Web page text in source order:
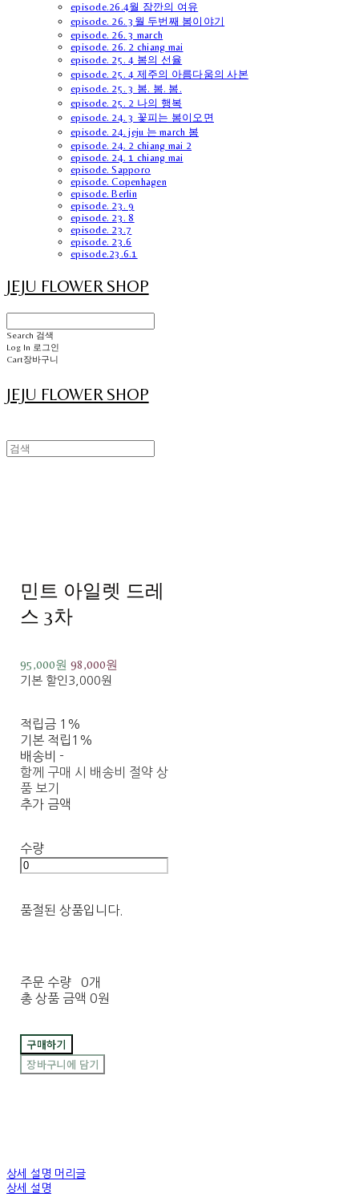
episode.26.4월 잠깐의 여유
episode. 26. 3월 두번째 봄이야기
episode. 26. 3 march
episode. 26. 2 chiang mai
episode. 25. 4 봄의 선율
episode. 25. 4 제주의 아름다움의 사본
episode. 25. 3 봄. 봄. 봄.
episode. 25. 2 나의 행복
episode. 24. 3 꽃피는 봄이오면
episode. 24. jeju 는 march 봄
episode. 24. 2 chiang mai 2
episode. 24. 1 chiang mai
episode. Sapporo
episode. Copenhagen
episode. Berlin
episode. 23. 9
episode. 23. 8
episode. 23.7
episode. 23.6
episode.23.6.1
JEJU FLOWER SHOP
Search 검색
Log In 로그인
Cart장바구니
JEJU FLOWER SHOP
민트 아일렛 드레
스 3차
95,000원98,000원
기본 할인 3,000원
적립금 1%
기본 적립 1%
배송비 -
함께 구매 시 배송비 절약 상
품 보기
추가 금액
수량
품절된 상품입니다.
주문 수량
0개
총 상품 금액 0원
구매하기
장바구니에 담기
상세 설명 머리글
상세 설명